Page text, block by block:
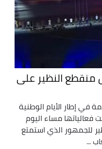
منقطع النظير على
إطار الأيام الوطنية
مساء اليوم
للجمهور الذي استمتع
...